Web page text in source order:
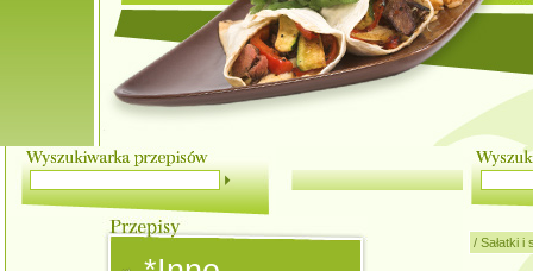
/ Sałatki i